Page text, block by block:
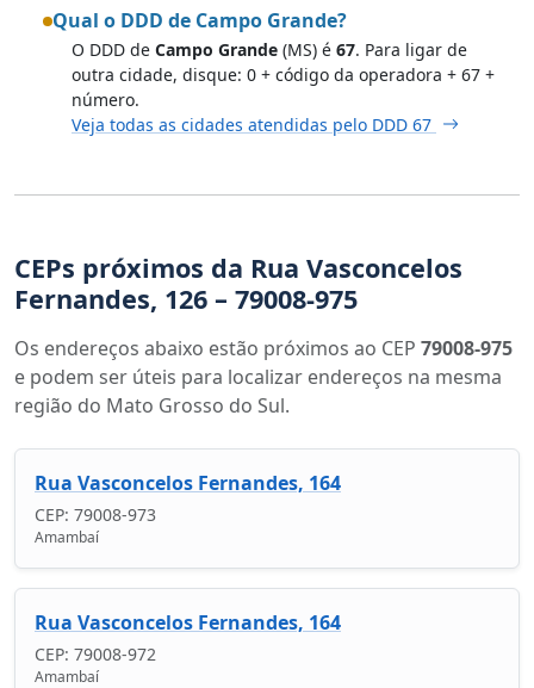
Qual o DDD de Campo Grande?
O DDD de Campo Grande (MS) é 67. Para ligar de
outra cidade, disque: 0 + código da operadora + 67 +
número.
Veja todas as cidades atendidas pelo DDD 67
CEPs próximos da Rua Vasconcelos
Fernandes, 126 – 79008-975
Os endereços abaixo estão próximos ao CEP 79008-975
e podem ser úteis para localizar endereços na mesma
região do Mato Grosso do Sul.
Rua Vasconcelos Fernandes, 164
CEP: 79008-973
Amambaí
Rua Vasconcelos Fernandes, 164
CEP: 79008-972
Amambaí